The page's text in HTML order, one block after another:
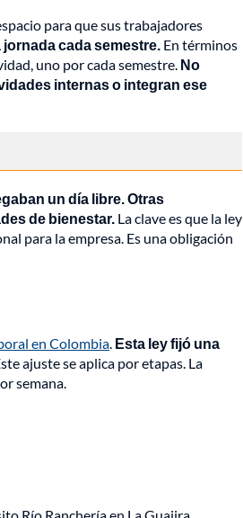
para que sus trabajadores
cada semestre. En términos
uno por cada semestre. No
internas o integran ese
un día libre. Otras
de bienestar. La clave es que la ley
para la empresa. Es una obligación
en Colombia. Esta ley fijó una
ajuste se aplica por etapas. La
semana.